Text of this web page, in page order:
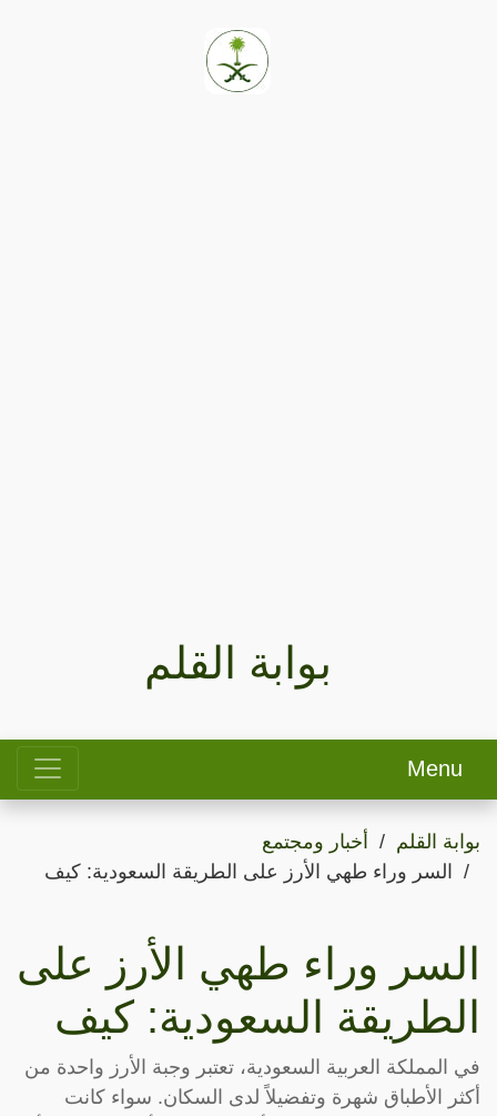
بوابة القلم
Menu
بوابة القلم
أخبار ومجتمع
السر وراء طهي الأرز على الطريقة السعودية: كيف
السر وراء طهي الأرز على
الطريقة السعودية: كيف
في المملكة العربية السعودية، تعتبر وجبة الأرز واحدة من
أكثر الأطباق شهرة وتفضيلاً لدى السكان. سواء كانت